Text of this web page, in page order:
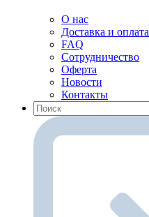
О нас
Доставка и оплата
FAQ
Сотрудничество
Оферта
Новости
Контакты